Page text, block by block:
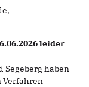
leider
Segeberg haben
Verfahren